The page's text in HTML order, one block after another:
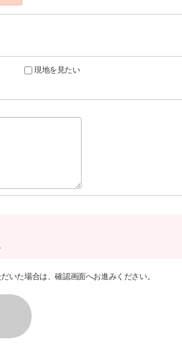
現地を見たい
いた場合は、確認画面へお進みください。